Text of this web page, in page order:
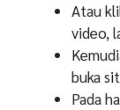
Atau
video,
buka
Pada